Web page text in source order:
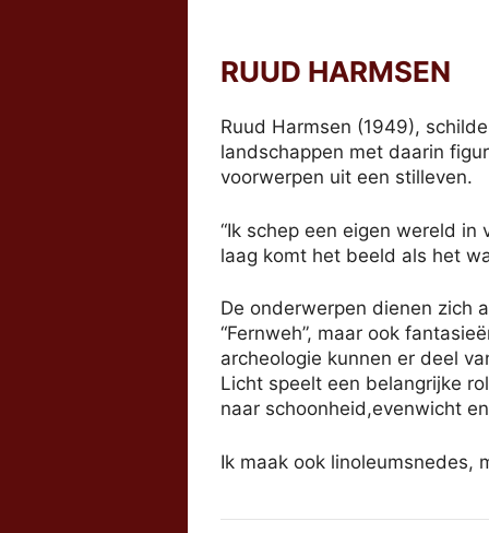
RUUD HARMSEN
Ruud Harmsen (1949),
landschappen met daarin
voorwerpen uit een stilleven.
“Ik schep een eigen wereld
laag komt het beeld als het
De onderwerpen dienen zich
“Fernweh”, maar ook
archeologie kunnen er deel
Licht speelt een belangrijke
naar schoonheid,evenwicht
Ik maak ook linoleumsnedes,